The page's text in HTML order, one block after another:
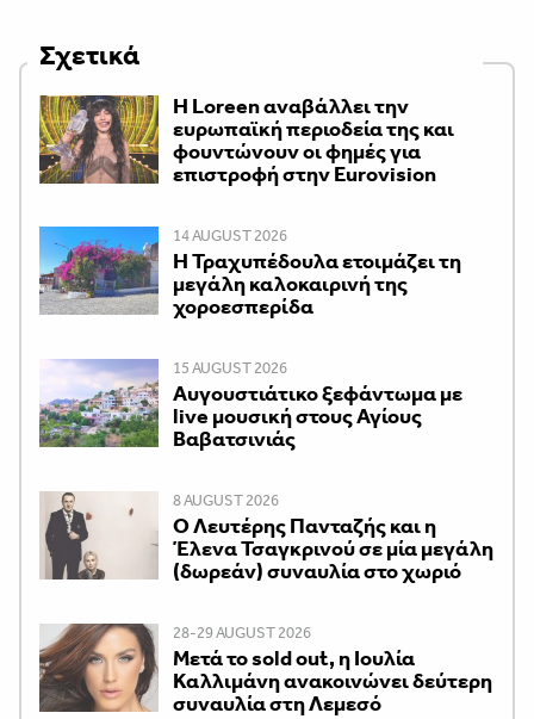
Σχετικά
Η Loreen αναβάλλει την
ευρωπαϊκή περιοδεία της και
φουντώνουν οι φημές για
επιστροφή στην Eurovision
14 AUGUST 2026
Η Τραχυπέδουλα ετοιμάζει τη
μεγάλη καλοκαιρινή της
χοροεσπερίδα
15 AUGUST 2026
Αυγουστιάτικο ξεφάντωμα με
live μουσική στους Αγίους
Βαβατσινιάς
8 AUGUST 2026
Ο Λευτέρης Πανταζής και η
Έλενα Τσαγκρινού σε μία μεγάλη
(δωρεάν) συναυλία στο χωριό
28-29 AUGUST 2026
Μετά το sold out, η Ιουλία
Καλλιμάνη ανακοινώνει δεύτερη
συναυλία στη Λεμεσό